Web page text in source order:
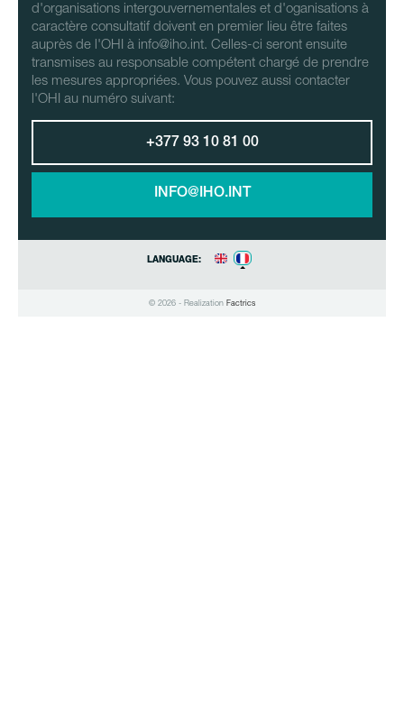
d'organisations intergouvernementales et d'oganisations à
caractère consultatif doivent en premier lieu être faites
auprès de l'OHI à info@iho.int. Celles-ci seront ensuite
transmises au responsable compétent chargé de prendre
les mesures appropriées. Vous pouvez aussi contacter
l'OHI au numéro suivant:
+377 93 10 81 00
INFO@IHO.INT
LANGUAGE:
© 2026 - Realization Factrics